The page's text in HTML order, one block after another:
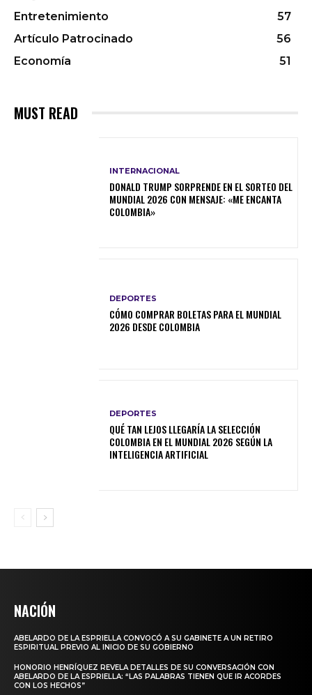
Entretenimiento
57
Artículo Patrocinado
56
Economía
51
MUST READ
INTERNACIONAL
DONALD TRUMP SORPRENDE EN EL SORTEO DEL
MUNDIAL 2026 CON MENSAJE: «ME ENCANTA
COLOMBIA»
DEPORTES
CÓMO COMPRAR BOLETAS PARA EL MUNDIAL
2026 DESDE COLOMBIA
DEPORTES
QUÉ TAN LEJOS LLEGARÍA LA SELECCIÓN
COLOMBIA EN EL MUNDIAL 2026 SEGÚN LA
INTELIGENCIA ARTIFICIAL
NACIÓN
ABELARDO DE LA ESPRIELLA CONVOCÓ A SU GABINETE A UN RETIRO
ESPIRITUAL PREVIO AL INICIO DE SU GOBIERNO
HONORIO HENRÍQUEZ REVELA DETALLES DE SU CONVERSACIÓN CON
ABELARDO DE LA ESPRIELLA: “LAS PALABRAS TIENEN QUE IR ACORDES
CON LOS HECHOS”